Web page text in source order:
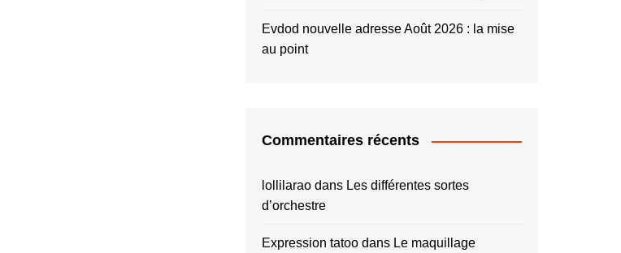
Evdod nouvelle adresse Août 2026 : la mise
au point
Commentaires récents
lollilarao dans Les différentes sortes
d’orchestre
Expression tatoo dans Le maquillage